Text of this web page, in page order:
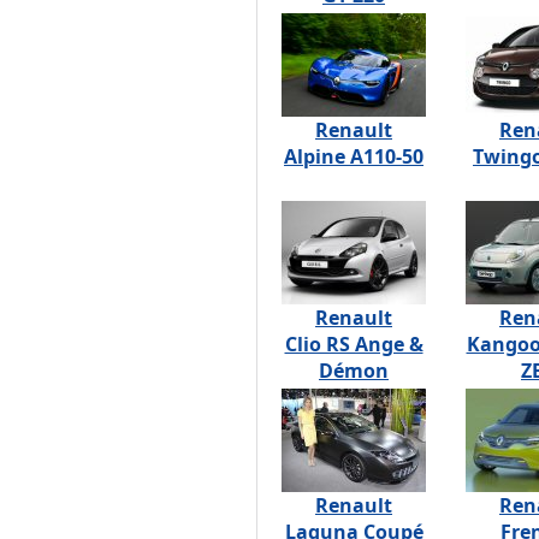
Renault
Alpine A110-50
Renault
Clio RS Ange &
Démon
Renault
Laguna Coupé